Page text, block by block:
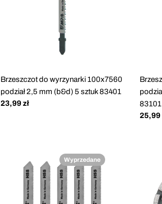
Brzeszczot do wyrzynarki 100x7560
podział 2,5 mm (b&d) 5 sztuk 83401
Cena
23,99 zł
83101
Cena
25,99
Wyprzedane